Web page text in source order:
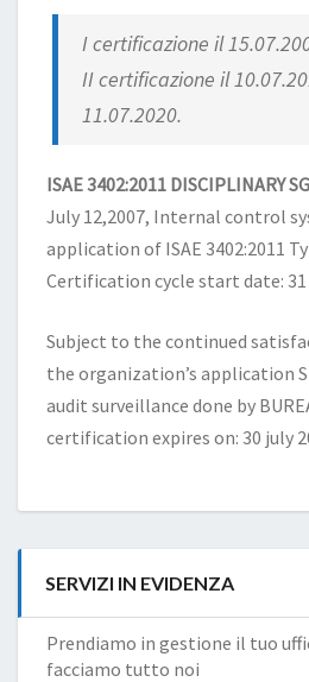
I certificazione il
II certificazione il
11.07.2020.
ISAE 3402:2011 DISCIPLINARY
July 12,2007, Internal control
application of ISAE 3402:2011
Certification cycle start date: 31
Subject to the continued
the organization’s application
audit surveillance done by
certification expires on: 30 july
SERVIZI IN EVIDENZA
Prendiamo in gestione il tuo
facciamo tutto noi